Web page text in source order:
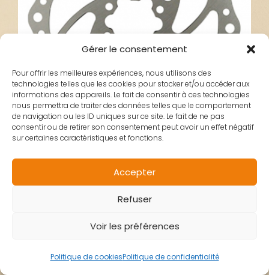
Gérer le consentement
Pour offrir les meilleures expériences, nous utilisons des
technologies telles que les cookies pour stocker et/ou accéder aux
informations des appareils. Le fait de consentir à ces technologies
nous permettra de traiter des données telles que le comportement
de navigation ou les ID uniques sur ce site. Le fait de ne pas
consentir ou de retirer son consentement peut avoir un effet négatif
sur certaines caractéristiques et fonctions.
Accepter
Refuser
Voir les préférences
Politique de cookiesPolitique de confidentialité
DISQUE FREIN
140MM ENTRAXE
40MM